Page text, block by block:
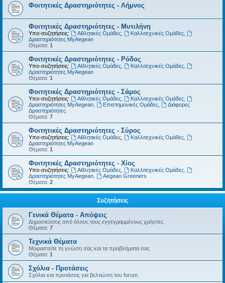
Φοιτητικές Δραστηριότητες - Λήμνος
Φοιτητικές Δραστηριότητες - Μυτιλήνη
Υπο-συζητήσεις: Αθλητικές Ομάδες, Καλλιτεχνικές Ομάδες,
Δραστηριότητες MyAegean
Θέματα: 1
Φοιτητικές Δραστηριότητες - Ρόδος
Υπο-συζητήσεις: Αθλητικές Ομάδες, Καλλιτεχνικές Ομάδες,
Δραστηριότητες MyAegean
Θέματα: 1
Φοιτητικές Δραστηριότητες - Σάμος
Υπο-συζητήσεις: Αθλητικές Ομάδες, Καλλιτεχνικές Ομάδες,
Δραστηριότητες MyAegean
Επιστημονικές Ομάδες,
Διάφορες
Δραστηριότητες
Θέματα: 7
Φοιτητικές Δραστηριότητες - Σύρος
Υπο-συζητήσεις: Αθλητικές Ομάδες, Καλλιτεχνικές Ομάδες,
Δραστηριότητες MyAegean
Θέματα: 1
Φοιτητικές Δραστηριότητες - Χίος
Υπο-συζητήσεις: Αθλητικές Ομάδες, Καλλιτεχνικές Ομάδες,
Δραστηριότητες MyAegean
Aegean Greeners
Θέματα: 2
Συζητήσεις
Γενικά Θέματα - Απόψεις
Δημοσιεύσεις από όλους τους εγγεγραμμένους χρήστες.
Θέματα: 7
Τεχνικά Θέματα
Μοιραστείτε τη γνώση σας και τα προβλήματα σας
Θέματα: 1
Σχόλια - Προτάσεις
Σχόλια και προτάσεις για βελτιώση του forum.